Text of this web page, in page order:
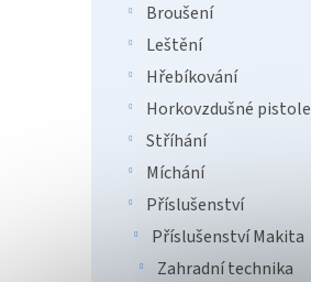
Broušení
Leštění
Hřebíkování
Horkovzdušné pistole
Stříhání
Míchání
Příslušenství
Příslušenství Makita
Zahradní technika